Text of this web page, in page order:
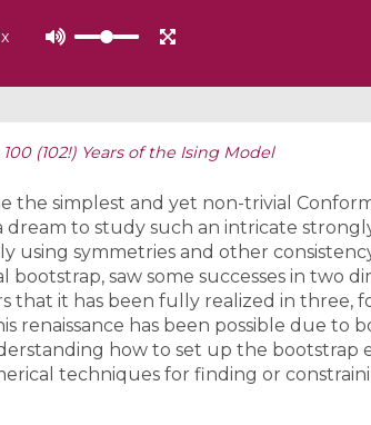
x
100 (102!) Years of the Ising Model
the simplest and yet non-trivial
dream to study such an intricate
symmetries and other
bootstrap, saw some successes in two
that it has been fully realized in three,
renaissance has been possible due to
how to set up the bootstrap
techniques for finding or